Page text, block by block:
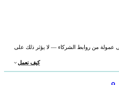
عمولة من روابط الشركاء — لا يؤثر ذلك على
كيف نعمل